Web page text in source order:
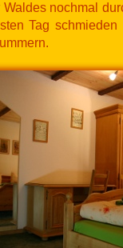
Waldes nochmal
Tag